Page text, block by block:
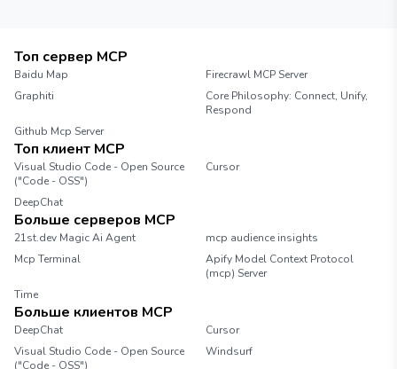
Топ сервер MCP
Baidu Map
Firecrawl MCP Server
Graphiti
Core Philosophy: Connect, Unify,
Respond
Github Mcp Server
Топ клиент MCP
Visual Studio Code - Open Source
("Code - OSS")
Cursor
DeepChat
Больше серверов MCP
21st.dev Magic Ai Agent
mcp audience insights
Mcp Terminal
Apify Model Context Protocol
(mcp) Server
Time
Больше клиентов MCP
DeepChat
Cursor
Visual Studio Code - Open Source
("Code - OSS")
Windsurf